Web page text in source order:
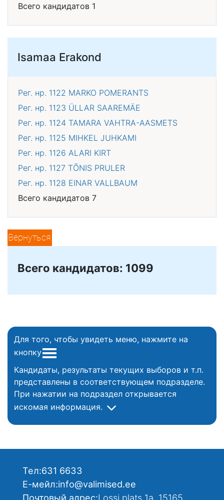
Всего кандидатов 1
Isamaa Erakond
Рег. нр. 1122 MARKO POMERANTS
Рег. нр. 1123 ÜLLAR SAAREMÄE
Рег. нр. 1124 TAMARA VAHTRA-AASMETS
Рег. нр. 1125 MIHKEL JUHKAMI
Рег. нр. 1126 ALARI KIRT
Рег. нр. 1127 TÕNIS PRULER
Рег. нр. 1128 EINAR VALLBAUM
Всего кандидатов 7
Вернуться
Всего кандидатов: 1099
Для того, чтобы увидеть меню, нажмите на
кнопку
Кандидаты, результаты текущих выборов и т.п.
представлены в соответствующем подразделе.
При нажатии на подраздел открывается
искомая информация.
Тел:631 6633
Е-мейл:info@valimised.ee
Почтовый адрес:Lossi plats 1a, 15165